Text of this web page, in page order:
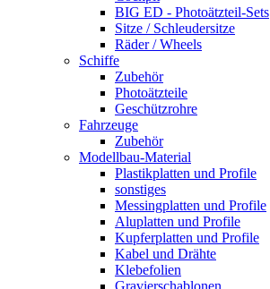
BIG ED - Photoätzteil-Sets
Sitze / Schleudersitze
Räder / Wheels
Schiffe
Zubehör
Photoätzteile
Geschützrohre
Fahrzeuge
Zubehör
Modellbau-Material
Plastikplatten und Profile
sonstiges
Messingplatten und Profile
Aluplatten und Profile
Kupferplatten und Profile
Kabel und Drähte
Klebefolien
Gravierschablonen